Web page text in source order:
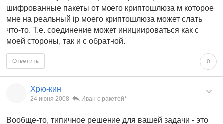
шифрованные пакеты от моего криптошлюза м которое
мне на реальный ip моего криптошлюза может слать
что-то. Т.е. соединение может инициироваться как с
моей стороны, так и с обратной.
0
Ответить
Хрю-кин
24 июня 2008 Иван с ракетой*
Вообще-то, типичное решение для вашей задачи - это